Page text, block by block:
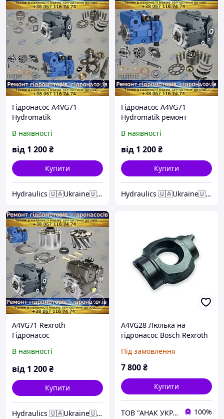
Гідронасос A4VG71
Hydromatik
В наявності
від 1 200₴
Купити
Hydraulics 🇺🇦Ukraine🇺🇦
Гідронасос A4VG71
Hydromatik ремонт
В наявності
від 1 200₴
Купити
Hydraulics 🇺🇦Ukraine🇺🇦
A4VG71 Rexroth
Гідронасос
В наявності
від 1 200₴
Купити
Hydraulics 🇺🇦Ukraine🇺🇦
A4VG28 Люлька на
гідронасос Bosch Rexroth
Під замовлення
7 800₴
Купити
ТОВ "АНАК УКРАЇНА" 100%